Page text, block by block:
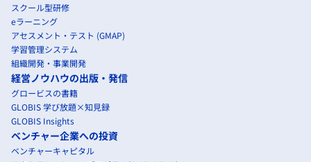
スクール型研修
eラーニング
アセスメント・テスト (GMAP)
学習管理システム
組織開発・事業開発
経営ノウハウの出版・発信
グロービスの書籍
GLOBIS 学び放題×知見録
GLOBIS Insights
ベンチャー企業への投資
ベンチャーキャピタル